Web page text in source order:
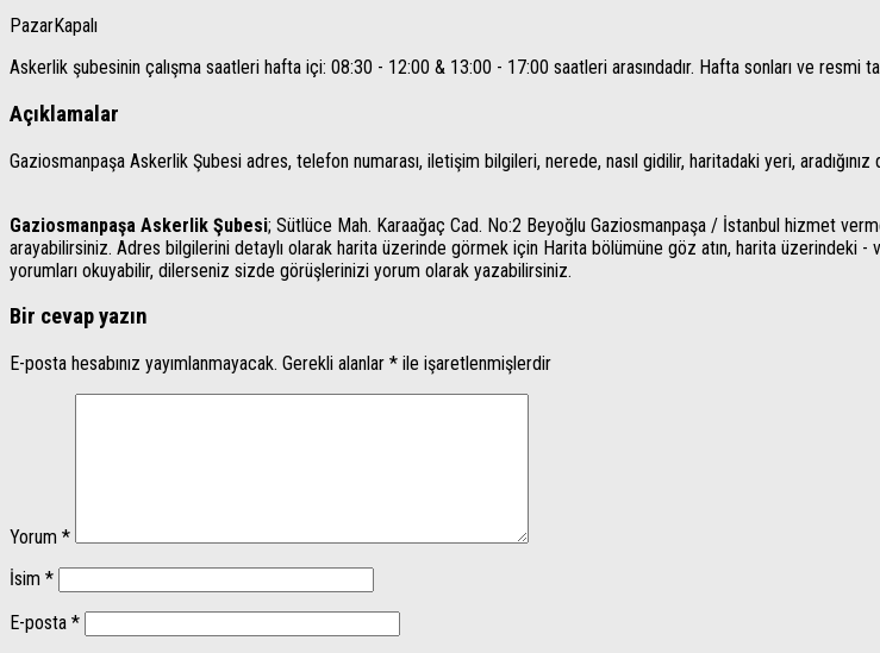
PazarKapalı
Askerlik şubesinin çalışma saatleri hafta içi: 08:30 - 12:00 & 13:00 - 17:00 saatleri arasındadır. Hafta sonları ve resmi
Açıklamalar
Gaziosmanpaşa Askerlik Şubesi adres, telefon numarası, iletişim bilgileri, nerede, nasıl gidilir, haritadaki yeri,
Gaziosmanpaşa Askerlik Şubesi; Sütlüce Mah. Karaağaç Cad. No:2 Beyoğlu Gaziosmanpaşa / İstanbul hizmet
arayabilirsiniz. Adres bilgilerini detaylı olarak harita üzerinde görmek için Harita bölümüne göz atın, harita üzerindeki -
yorumları okuyabilir, dilerseniz sizde görüşlerinizi yorum olarak yazabilirsiniz.
Bir cevap yazın
E-posta hesabınız yayımlanmayacak. Gerekli alanlar * ile işaretlenmişlerdir
Yorum *
İsim *
E-posta *